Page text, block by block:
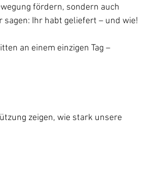
fördern, sondern auch
Ihr habt geliefert – und wie!
an einem einzigen Tag –
zeigen, wie stark unsere